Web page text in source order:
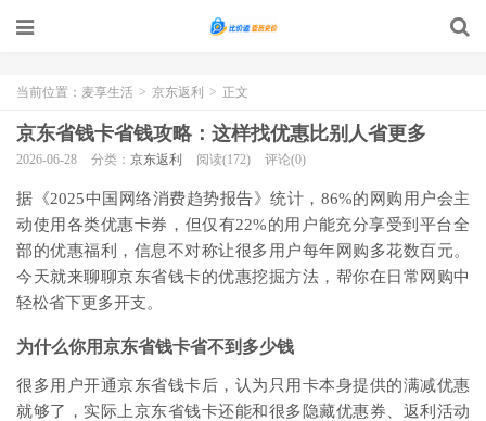
当前位置： 麦享生活 > 京东返利 > 正文
京东省钱卡省钱攻略：这样找优惠比别人省更多
2026-06-28 分类： 京东返利 阅读(172) 评论(0)
据《2025中国网络消费趋势报告》统计，86%的网购用户会主
动使用各类优惠卡券，但仅有22%的用户能充分享受到平台全
部的优惠福利，信息不对称让很多用户每年网购多花数百元。
今天就来聊聊京东省钱卡的优惠挖掘方法，帮你在日常网购中
轻松省下更多开支。
为什么你用京东省钱卡省不到多少钱
很多用户开通京东省钱卡后，认为只用卡本身提供的满减优惠
就够了，实际上京东省钱卡还能和很多隐藏优惠券、返利活动